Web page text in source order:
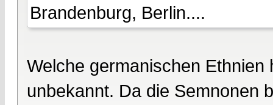
Brandenburg, Berlin....
Welche germanischen
unbekannt. Da die Semnonen